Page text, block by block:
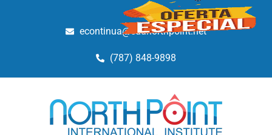
econtinua@edunorthpoint.net
(787) 848-9898